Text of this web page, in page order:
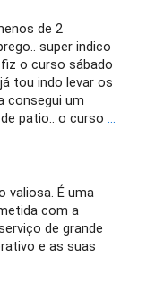
de 2
super indico
o curso sábado
tou indo levar os
consegui um
patio.. o curso …
valiosa. É uma
com a
de grande
e as suas